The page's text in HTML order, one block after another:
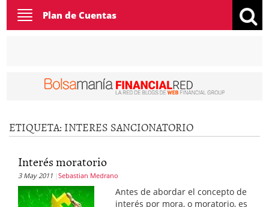
Toggle
navigation
Plan de Cuentas
ETIQUETA: INTERES SANCIONATORIO
Interés moratorio
3 May 2011 Sebastian Medrano
Antes de abordar el concepto de
interés por mora, o moratorio, es